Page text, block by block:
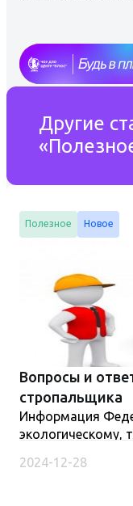
Другие
Полезное Новое
Вопросы и
стропальщика
Информация
экологическому,
люльки,
2024-12-28